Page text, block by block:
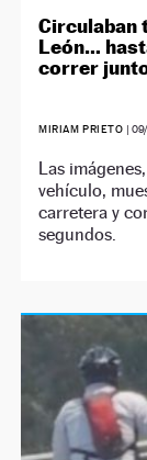
Circulaban
León…
correr
MIRIAM PRIETO |
Las
vehículo,
carretera y
segundos.